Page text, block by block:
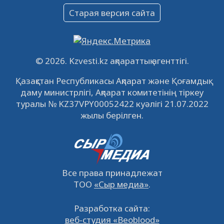
Объявление
09.12.2022
Свободные рабочие места
встречу с инвесторами в Кызылорде 22
ноября
21.11.2022 14929 0
© 2026. Kzvesti.kz ақпараттық агенттігі.
Қазақстан Республикасы Ақпарат және Қоғамдық
даму министрлігі, Ақпарат комитетінің тіркеу
туралы № KZ37VPY00052422 куәлігі 21.07.2022
жылы берілген.
Все права принадлежат
ТОО «Сыр медиа».
Старая версия сайта
Разработка сайта:
веб-студия «Beoblood»